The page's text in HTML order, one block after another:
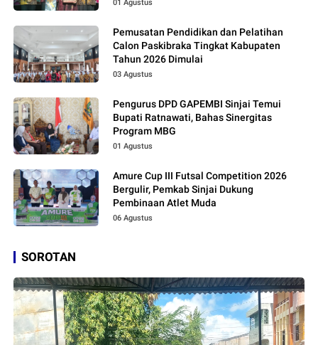
01 Agustus
Pemusatan Pendidikan dan Pelatihan
Calon Paskibraka Tingkat Kabupaten
Tahun 2026 Dimulai
03 Agustus
Pengurus DPD GAPEMBI Sinjai Temui
Bupati Ratnawati, Bahas Sinergitas
Program MBG
01 Agustus
Amure Cup III Futsal Competition 2026
Bergulir, Pemkab Sinjai Dukung
Pembinaan Atlet Muda
06 Agustus
SOROTAN